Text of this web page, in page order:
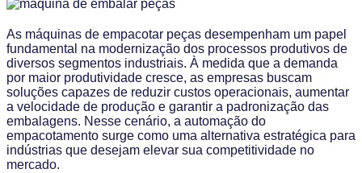
As máquinas de empacotar peças desempenham um papel
fundamental na modernização dos processos produtivos de
diversos segmentos industriais. À medida que a demanda
por maior produtividade cresce, as empresas buscam
soluções capazes de reduzir custos operacionais, aumentar
a velocidade de produção e garantir a padronização das
embalagens. Nesse cenário, a automação do
empacotamento surge como uma alternativa estratégica para
indústrias que desejam elevar sua competitividade no
mercado.